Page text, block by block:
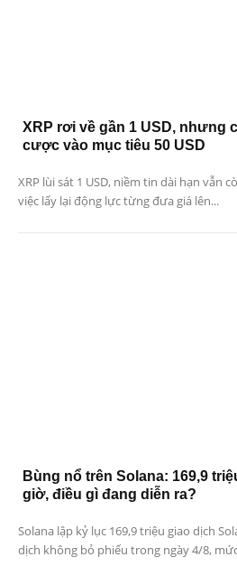
XRP rơi về gần 1 USD, nhưng
cược vào mục tiêu 50 USD
XRP lùi sát 1 USD, niềm tin dài hạn vẫn
việc lấy lại động lực từng đưa giá lên...
Bùng nổ trên Solana: 169,9
giờ, điều gì đang diễn ra?
Solana lập kỷ lục 169,9 triệu giao dịch
dịch không bỏ phiếu trong ngày 4/8,